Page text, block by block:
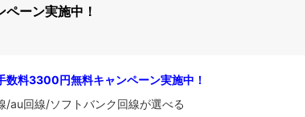
ーン実施中！
数料3300円無料キャンペーン実施中！
/au回線/ソフトバンク回線が選べる